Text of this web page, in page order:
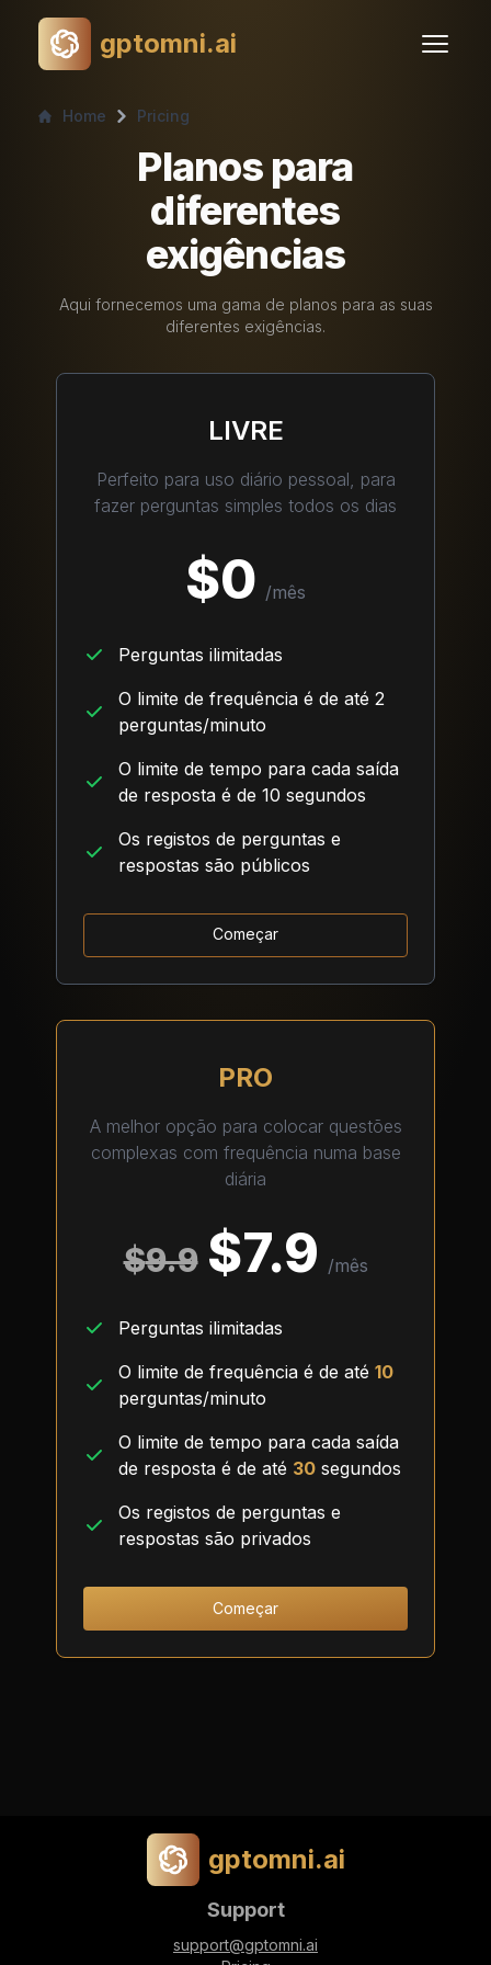
gptomni.ai
Home Pricing
Planos para
diferentes
exigências
Aqui fornecemos uma gama de planos para as suas
diferentes exigências.
LIVRE
Perfeito para uso diário pessoal, para
fazer perguntas simples todos os dias
$0 /mês
Perguntas ilimitadas
O limite de frequência é de até 2
perguntas/minuto
O limite de tempo para cada saída
de resposta é de 10 segundos
Os registos de perguntas e
respostas são públicos
Começar
PRO
A melhor opção para colocar questões
complexas com frequência numa base
diária
$9.9 $7.9 /mês
Perguntas ilimitadas
O limite de frequência é de até10
perguntas/minuto
O limite de tempo para cada saída
de resposta é de até 30 segundos
Os registos de perguntas e
respostas são privados
Começar
gptomni.ai
Support
support@gptomni.ai